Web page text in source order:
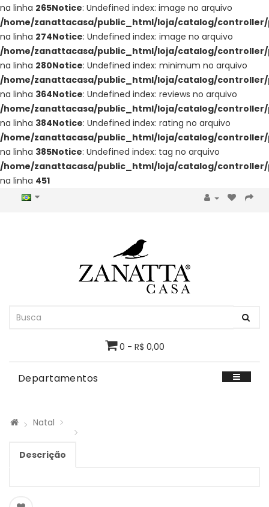
na linha 265Notice: Undefined index: image no arquivo
/home/zanattacasa/public_html/loja/catalog/
na linha 274Notice: Undefined index: image no arquivo
/home/zanattacasa/public_html/loja/catalog/
na linha 280Notice: Undefined index: minimum no arquivo
/home/zanattacasa/public_html/loja/catalog/
na linha 364Notice: Undefined index: reviews no arquivo
/home/zanattacasa/public_html/loja/catalog/
na linha 384Notice: Undefined index: rating no arquivo
/home/zanattacasa/public_html/loja/catalog/
na linha 385Notice: Undefined index: tag no arquivo
/home/zanattacasa/public_html/loja/catalog/
na linha 451
0 - R$ 0,00
Departamentos
Natal
Descrição